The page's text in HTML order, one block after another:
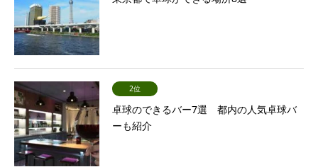
2位
卓球のできるバー7選 都内の人気卓球バ
ーも紹介